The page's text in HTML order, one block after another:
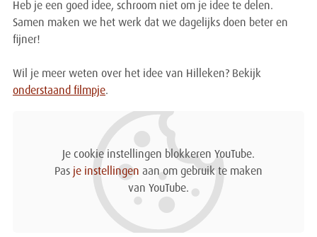
Heb je een goed idee, schroom niet om je idee te delen.
Samen maken we het werk dat we dagelijks doen beter en
fijner!
Wil je meer weten over het idee van Hilleken? Bekijk
onderstaand filmpje.
Je cookie instellingen blokkeren YouTube.
Pas je instellingen aan om gebruik te maken
van YouTube.